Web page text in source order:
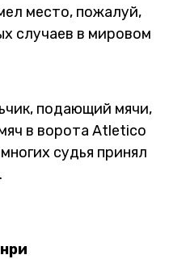
место, пожалуй,
случаев в мировом
подающий мячи,
в ворота Atletico
судья принял